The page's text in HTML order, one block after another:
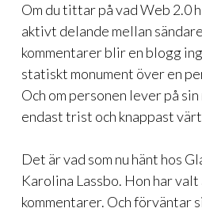
Om du tittar på vad Web 2.0
aktivt delande mellan
kommentarer blir en blogg
statiskt monument över en
Och om personen lever på
endast trist och knappast
Det är vad som nu hänt hos
Karolina Lassbo. Hon har
kommentarer. Och förväntar